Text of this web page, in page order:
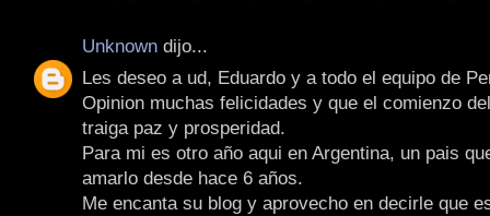
Unknown dijo...
Les deseo a ud, Eduardo y a todo el equipo de
Opinion muchas felicidades y que el comienzo
traiga paz y prosperidad.
Para mi es otro año aqui en Argentina, un pais
amarlo desde hace 6 años.
Me encanta su blog y aprovecho en decirle que